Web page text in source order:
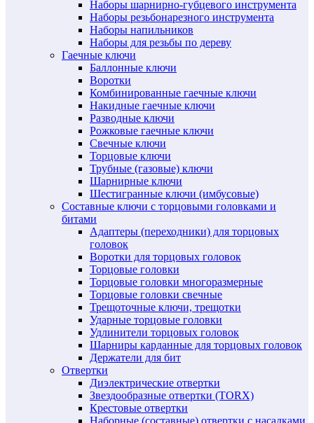
Наборы шарнирно-губцевого инструмента
Наборы резьбонарезного инструмента
Наборы напильников
Наборы для резьбы по дереву
Гаечные ключи
Баллонные ключи
Воротки
Комбинированные гаечные ключи
Накидные гаечные ключи
Разводные ключи
Рожковые гаечные ключи
Свечные ключи
Торцовые ключи
Трубные (газовые) ключи
Шарнирные ключи
Шестигранные ключи (имбусовые)
Составные ключи с торцовыми головками и
битами
Адаптеры (переходники) для торцовых
головок
Воротки для торцовых головок
Торцовые головки
Торцовые головки многоразмерные
Торцовые головки свечные
Трещоточные ключи, трещотки
Ударные торцовые головки
Удлинители торцовых головок
Шарниры карданные для торцовых головок
Держатели для бит
Отвертки
Диэлектрические отвертки
Звездообразные отвертки (TORX)
Крестовые отвертки
Наборные (составные) отвертки с насадками